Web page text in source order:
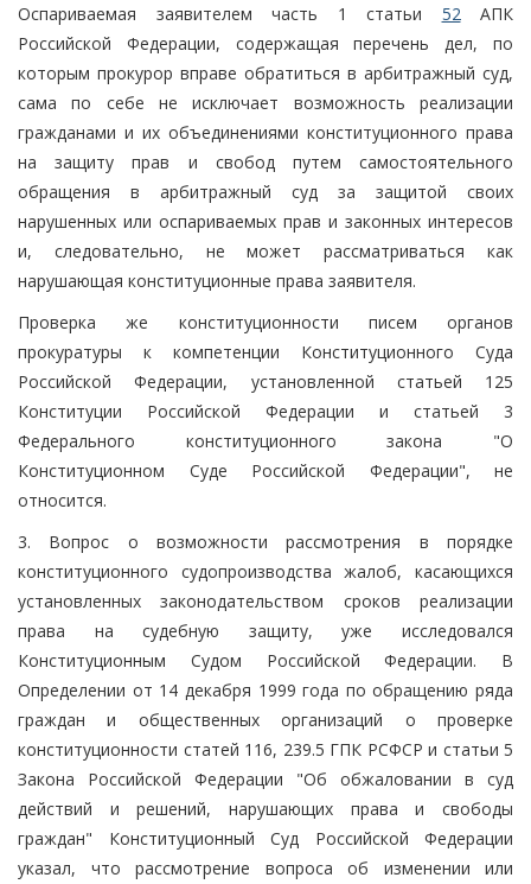
Оспариваемая заявителем часть 1 статьи 52 АПК
Российской Федерации, содержащая перечень дел, по
которым прокурор вправе обратиться в арбитражный суд,
сама по себе не исключает возможность реализации
гражданами и их объединениями конституционного права
на защиту прав и свобод путем самостоятельного
обращения в арбитражный суд за защитой своих
нарушенных или оспариваемых прав и законных интересов
и, следовательно, не может рассматриваться как
нарушающая конституционные права заявителя.
Проверка же конституционности писем органов
прокуратуры к компетенции Конституционного Суда
Российской Федерации, установленной статьей 125
Конституции Российской Федерации и статьей 3
Федерального конституционного закона "О
Конституционном Суде Российской Федерации", не
относится.
3. Вопрос о возможности рассмотрения в порядке
конституционного судопроизводства жалоб, касающихся
установленных законодательством сроков реализации
права на судебную защиту, уже исследовался
Конституционным Судом Российской Федерации. В
Определении от 14 декабря 1999 года по обращению ряда
граждан и общественных организаций о проверке
конституционности статей 116, 239.5 ГПК РСФСР и статьи 5
Закона Российской Федерации "Об обжаловании в суд
действий и решений, нарушающих права и свободы
граждан" Конституционный Суд Российской Федерации
указал, что рассмотрение вопроса об изменении или